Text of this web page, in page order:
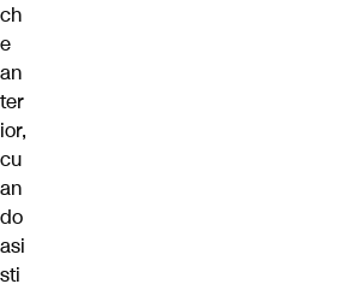
ch
e
an
ter
ior,
cu
an
do
asi
sti